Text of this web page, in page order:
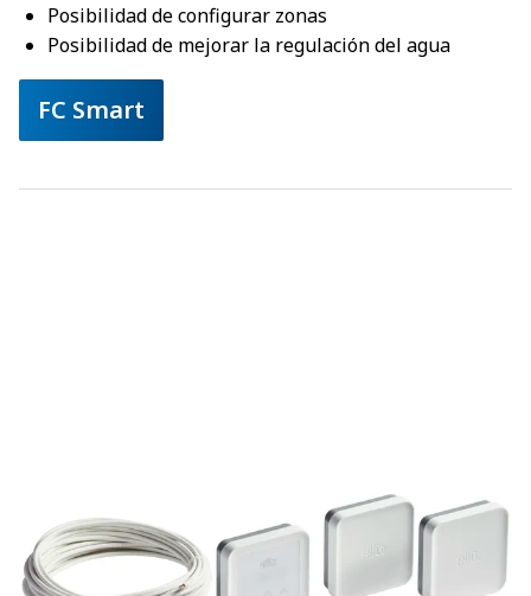
Posibilidad de configurar zonas
Posibilidad de mejorar la regulación del agua
FC Smart